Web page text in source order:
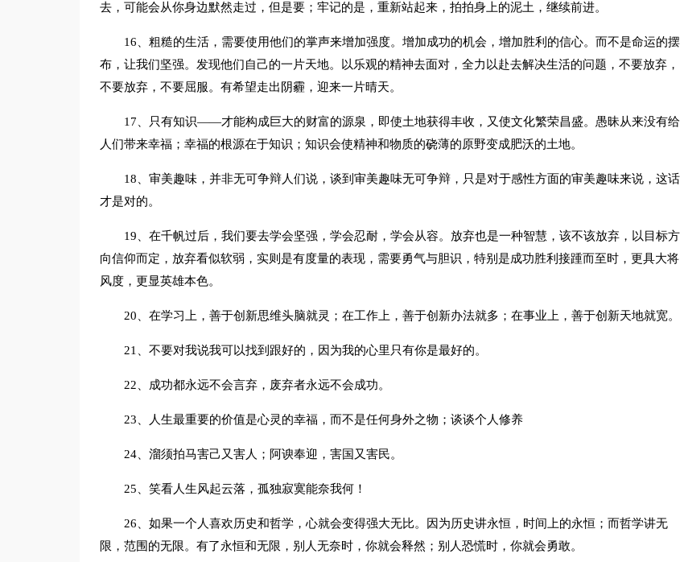
去，可能会从你身边默然走过，但是要；牢记的是，重新站起来，拍拍身上的泥土，继续前进。
16、粗糙的生活，需要使用他们的掌声来增加强度。增加成功的机会，增加胜利的信心。而不是命运的摆
布，让我们坚强。发现他们自己的一片天地。以乐观的精神去面对，全力以赴去解决生活的问题，不要放弃，
不要放弃，不要屈服。有希望走出阴霾，迎来一片晴天。
17、只有知识——才能构成巨大的财富的源泉，即使土地获得丰收，又使文化繁荣昌盛。愚昧从来没有给
人们带来幸福；幸福的根源在于知识；知识会使精神和物质的硗薄的原野变成肥沃的土地。
18、审美趣味，并非无可争辩人们说，谈到审美趣味无可争辩，只是对于感性方面的审美趣味来说，这话
才是对的。
19、在千帆过后，我们要去学会坚强，学会忍耐，学会从容。放弃也是一种智慧，该不该放弃，以目标方
向信仰而定，放弃看似软弱，实则是有度量的表现，需要勇气与胆识，特别是成功胜利接踵而至时，更具大将
风度，更显英雄本色。
20、在学习上，善于创新思维头脑就灵；在工作上，善于创新办法就多；在事业上，善于创新天地就宽。
21、不要对我说我可以找到跟好的，因为我的心里只有你是最好的。
22、成功都永远不会言弃，废弃者永远不会成功。
23、人生最重要的价值是心灵的幸福，而不是任何身外之物；谈谈个人修养
24、溜须拍马害己又害人；阿谀奉迎，害国又害民。
25、笑看人生风起云落，孤独寂寞能奈我何！
26、如果一个人喜欢历史和哲学，心就会变得强大无比。因为历史讲永恒，时间上的永恒；而哲学讲无
限，范围的无限。有了永恒和无限，别人无奈时，你就会释然；别人恐慌时，你就会勇敢。